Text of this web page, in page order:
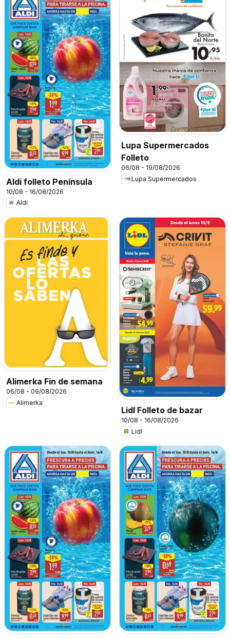
Aldi folleto Península
10/08 - 16/08/2026
Aldi
Lupa Supermercados
Folleto
06/08 - 19/08/2026
Lupa Supermercados
Alimerka Fin de semana
06/08 - 09/08/2026
Alimerka
Lidl Folleto de bazar
10/08 - 16/08/2026
Lidl